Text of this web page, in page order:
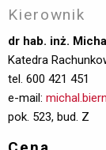
Kierownik
dr hab. inż.
Katedra
tel. 600 421 451
e-mail:
pok. 523, bud. Z